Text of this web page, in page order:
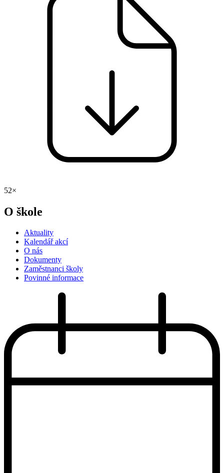
52×
O škole
Aktuality
Kalendář akcí
O nás
Dokumenty
Zaměstnanci školy
Povinné informace